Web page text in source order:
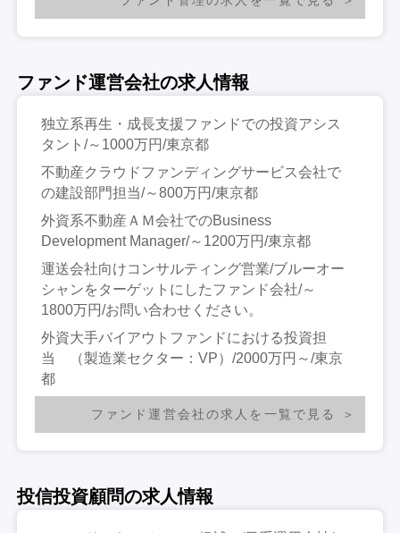
ファンド運営会社の求人情報
独立系再生・成長支援ファンドでの投資アシス
タント/～1000万円/東京都
不動産クラウドファンディングサービス会社で
の建設部門担当/～800万円/東京都
外資系不動産ＡＭ会社でのBusiness
Development Manager/～1200万円/東京都
運送会社向けコンサルティング営業/ブルーオー
シャンをターゲットにしたファンド会社/～
1800万円/お問い合わせください。
外資大手バイアウトファンドにおける投資担
当 （製造業セクター：VP）/2000万円～/東京
都
ファンド運営会社の求人を一覧で見る
投信投資顧問の求人情報